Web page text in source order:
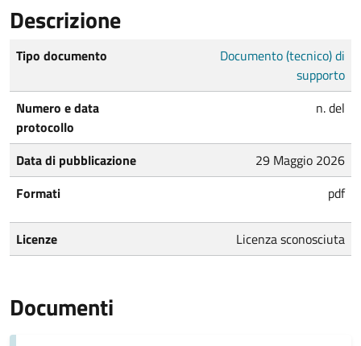
Descrizione
Tipo documento
Documento (tecnico) di
supporto
Numero e data
protocollo
n. del
Data di pubblicazione
29 Maggio 2026
Formati
pdf
Licenze Licenza sconosciuta
Documenti